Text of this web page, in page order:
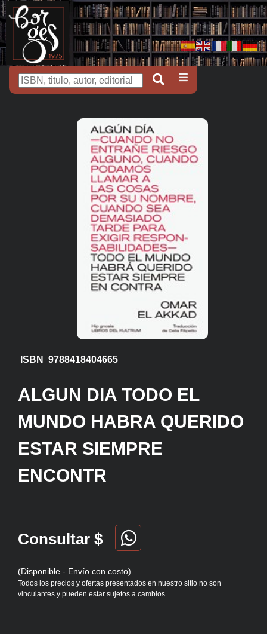
ISBN 9788418404665
ALGUN DIA TODO EL
MUNDO HABRA QUERIDO
ESTAR SIEMPRE
ENCONTR
Consultar $
(Disponible - Envío con costo)
Todos los precios y ofertas presentados en nuestro sitio no son
vinculantes y pueden estar sujetos a cambios.